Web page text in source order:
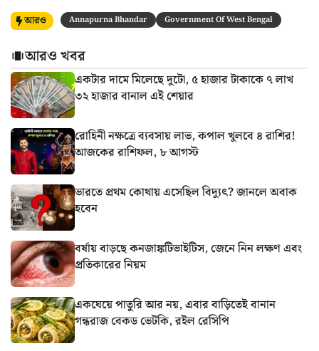
আরও Annapurna Bhandar Government Of West Bengal
আরও খবর
একটার দামে মিলেছে দুটো, ৫ হাজার টাকাকে ৭ লাখ
৩২ হাজার বানাল এই শেয়ার
রোহিনী নক্ষত্রে ব্যবসায় লাভ, কপাল খুলবে ৪ রাশির!
আজকের রাশিফল, ৮ আগস্ট
ভারতে প্রথম কোথায় এসেছিল বিদ্যুৎ? জানলে অবাক
হবেন
বর্ষায় বাড়ছে কনজাঙ্কটিভাইটিস, জেনে নিন লক্ষণ এবং
প্রতিকারের নিয়ম
একঘেয়ে পাতুরি আর নয়, এবার বাড়িতেই বানান
গন্ধরাজ বেকড ভেটকি, রইল রেসিপি